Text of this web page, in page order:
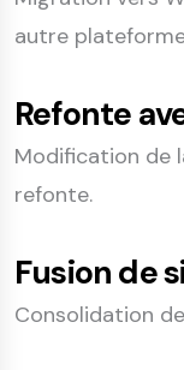
autre
Refonte
Modification de
refonte.
Fusion de
Consolidation